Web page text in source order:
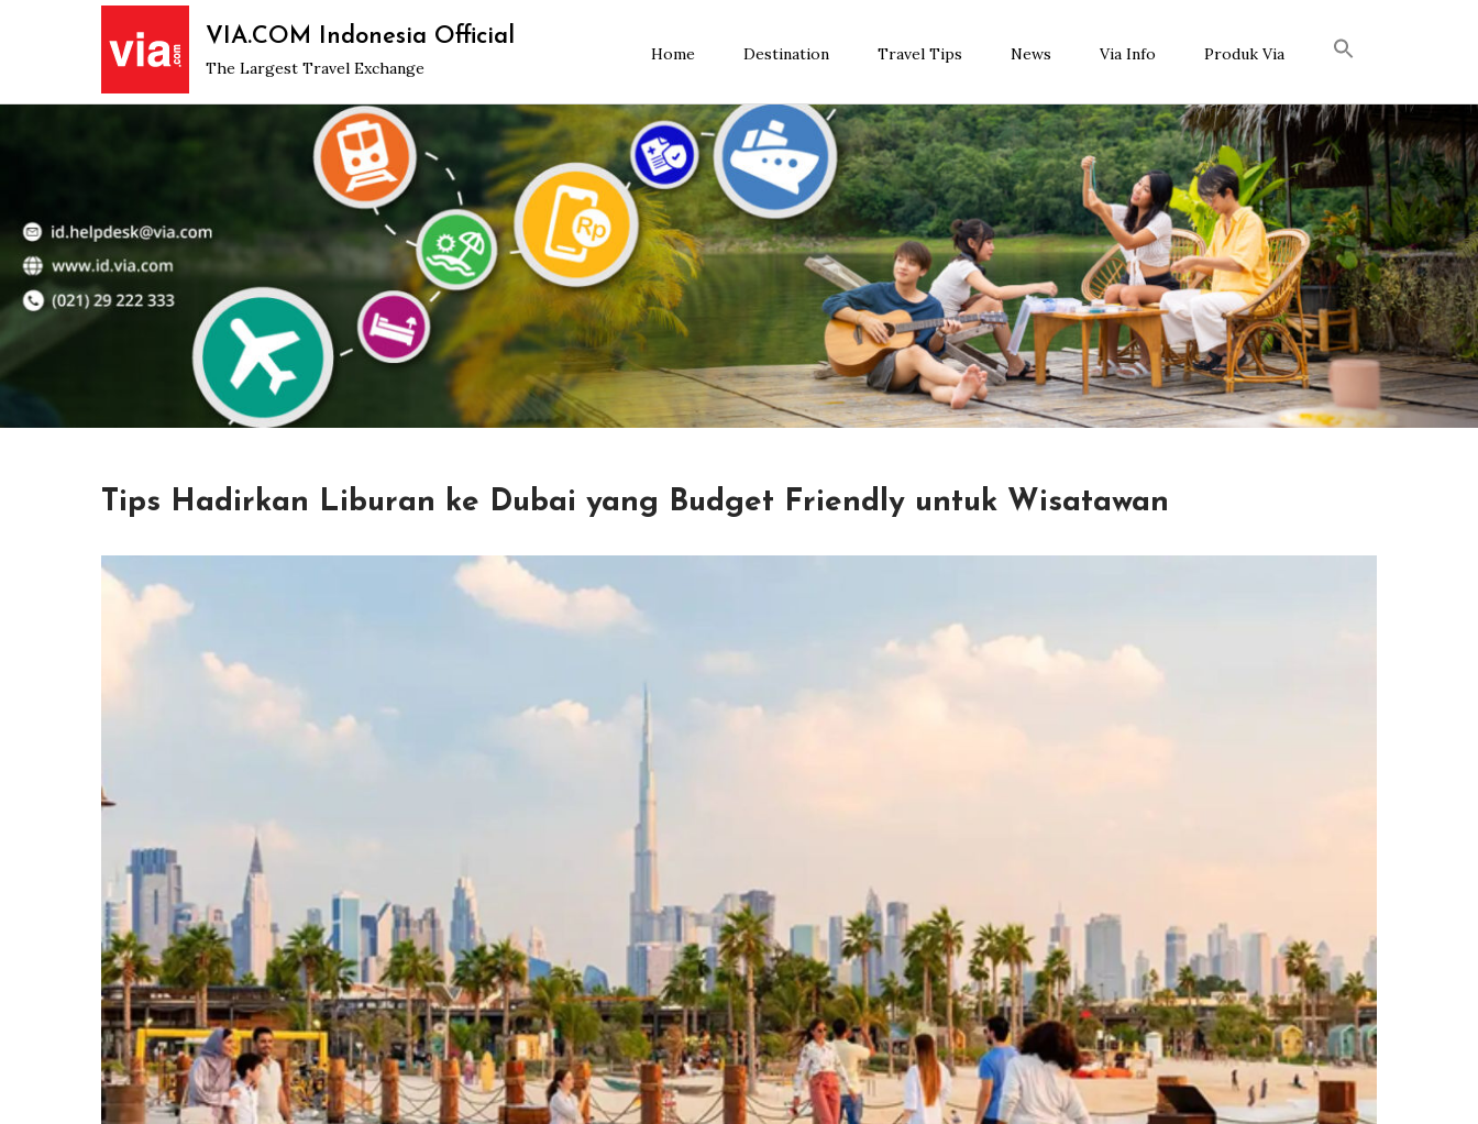
VIA.COM Indonesia Official
The Largest Travel Exchange
Home Destination Travel Tips News Via Info Produk Via
Tips Hadirkan Liburan ke Dubai yang Budget Friendly untuk Wisatawan